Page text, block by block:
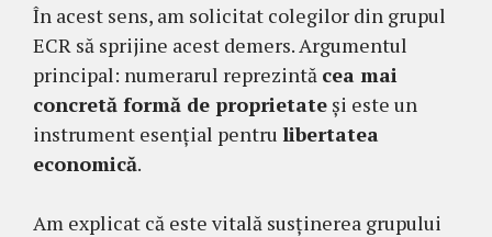
În acest sens, am solicitat colegilor din grupul
ECR să sprijine acest demers. Argumentul
principal: numerarul reprezintă cea mai
concretă formă de proprietate și este un
instrument esențial pentru libertatea
economică.
Am explicat că este vitală susținerea grupului